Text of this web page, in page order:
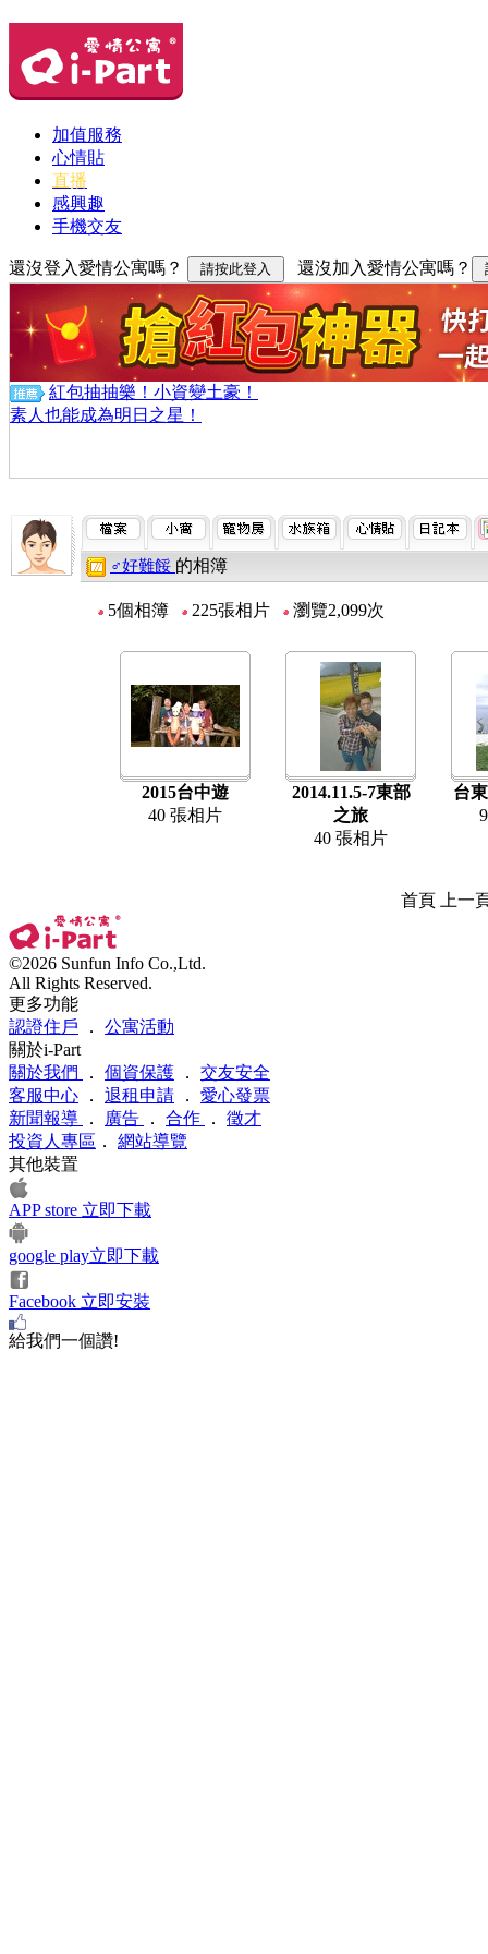
加值服務
心情貼
直播
感興趣
手機交友
還沒登入愛情公寓嗎？ 還沒加入愛情公寓嗎？
紅包抽抽樂！小資變土豪！
素人也能成為明日之星！
♂好難餒 的相簿
5個相簿 225張相片 瀏覽2,099次
2015台中遊
40 張相片
2014.11.5-7東部
之旅
40 張相片
台
首頁 上一
©2026 Sunfun Info Co.,Ltd.
All Rights Reserved.
更多功能
認證住戶 ． 公寓活動
關於i-Part
關於我們
． 個資保護 ． 交友安全
客服中心 ． 退租申請 ． 愛心發票
新聞報導
． 廣告 ． 合作 ． 徵才
投資人專區 ． 網站導覽
其他裝置
APP store 立即下載
google play立即下載
Facebook 立即安裝
給我們一個讚!